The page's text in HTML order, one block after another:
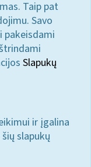
Taip pat
Savo
Slapukų
ir įgalina
slapukų